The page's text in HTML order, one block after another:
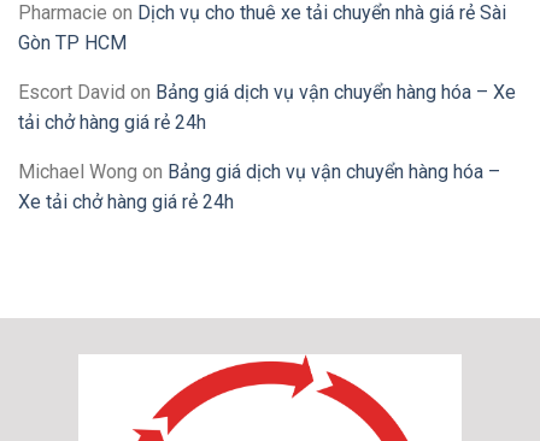
Pharmacie on Dịch vụ cho thuê xe tải chuyển nhà giá rẻ Sài
Gòn TP HCM
Escort David on Bảng giá dịch vụ vận chuyển hàng hóa – Xe
tải chở hàng giá rẻ 24h
Michael Wong on Bảng giá dịch vụ vận chuyển hàng hóa –
Xe tải chở hàng giá rẻ 24h